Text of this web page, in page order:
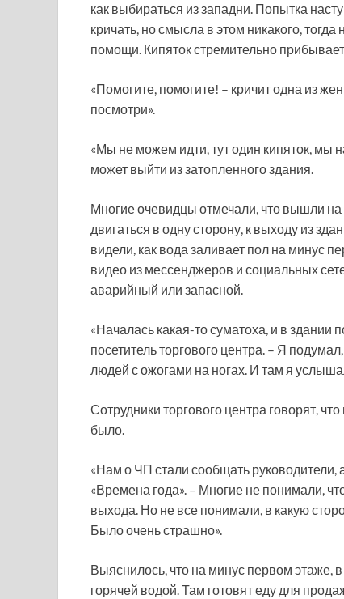
как выбираться из западни. Попытка
кричать, но смысла в этом никакого,
помощи. Кипяток стремительно
«Помогите, помогите! – кричит одна из
посмотри».
«Мы не можем идти, тут один кипяток, мы
может выйти из затопленного здания.
Многие очевидцы отмечали, что вышли
двигаться в одну сторону, к выходу из
видели, как вода заливает пол на минус
видео из мессенджеров и социальных
аварийный или запасной.
«Началась какая-то суматоха, и в здании
посетитель торгового центра. – Я
людей с ожогами на ногах. И там я
Сотрудники торгового центра говорят,
было.
«Нам о ЧП стали сообщать
«Времена года». – Многие не понимали,
выхода. Но не все понимали, в какую
Было очень страшно».
Выяснилось, что на минус первом этаже,
горячей водой. Там готовят еду для